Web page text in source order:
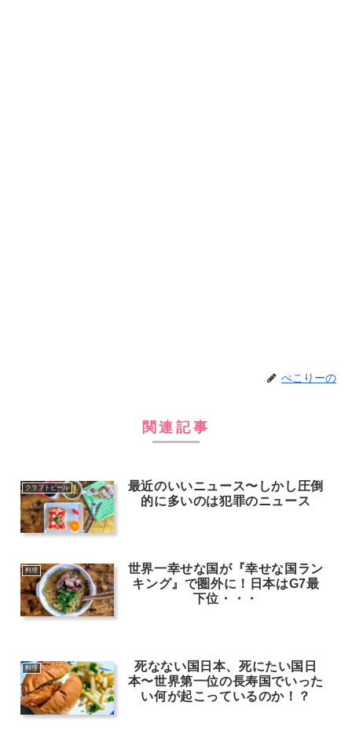
ぺこりーの
関連記事
クラフトビール
最近のいいニュース〜しかし圧倒
的に多いのは犯罪のニュース
料理
世界一幸せな国が『幸せな国ラン
キング』で圏外に！日本はG7最
下位・・・
料理
死なない国日本、死にたい国日
本〜世界第一位の長寿国でいった
い何が起こっているのか！？